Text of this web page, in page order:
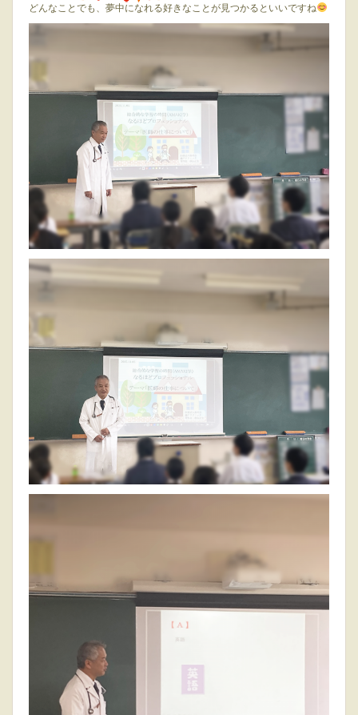
どんなことでも、夢中になれる好きなことが見つかるといいですね